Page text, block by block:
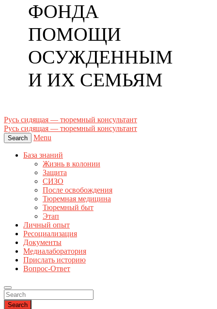
ФОНДА
ПОМОЩИ
ОСУЖДЕННЫМ
И ИХ СЕМЬЯМ
Русь сидящая — тюремный консультант
Русь сидящая — тюремный консультант
Search Menu
База знаний
Жизнь в колонии
Защита
СИЗО
После освобождения
Тюремная медицина
Тюремный быт
Этап
Личный опыт
Ресоциализация
Документы
Медиалаборатория
Прислать историю
Вопрос-Ответ
Search